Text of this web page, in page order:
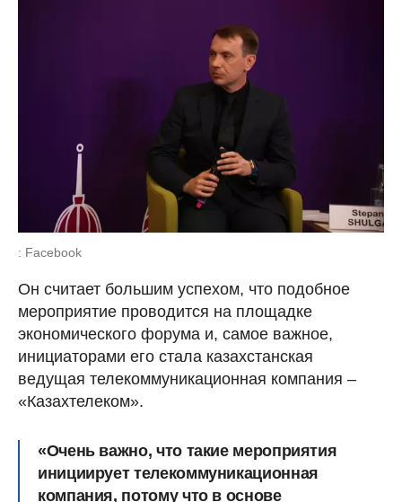
: Facebook
Он считает большим успехом, что подобное
мероприятие проводится на площадке
экономического форума и, самое важное,
инициаторами его стала казахстанская
ведущая телекоммуникационная компания –
«Казахтелеком».
«Очень важно, что такие мероприятия
инициирует телекоммуникационная
компания, потому что в основе